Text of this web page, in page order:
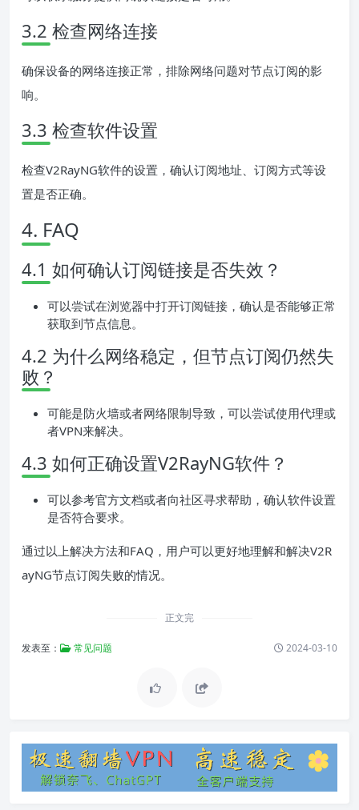
3.2 检查网络连接
确保设备的网络连接正常，排除网络问题对节点订阅的影
响。
3.3 检查软件设置
检查V2RayNG软件的设置，确认订阅地址、订阅方式等设
置是否正确。
4. FAQ
4.1 如何确认订阅链接是否失效？
可以尝试在浏览器中打开订阅链接，确认是否能够正常
获取到节点信息。
4.2 为什么网络稳定，但节点订阅仍然失
败？
可能是防火墙或者网络限制导致，可以尝试使用代理或
者VPN来解决。
4.3 如何正确设置V2RayNG软件？
可以参考官方文档或者向社区寻求帮助，确认软件设置
是否符合要求。
通过以上解决方法和FAQ，用户可以更好地理解和解决V2R
ayNG节点订阅失败的情况。
正文完
发表至： 常见问题 2024-03-10